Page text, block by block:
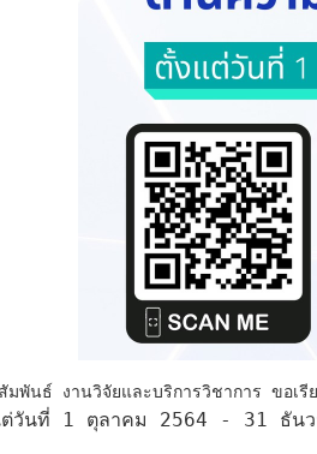
มพันธ์ งานวิจัยและบริการวิชาการ ขอเ
ต่วันที่ 1 ตุลาคม 2564 - 31 ธัน